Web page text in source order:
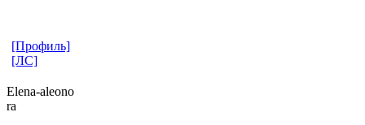
[Профиль]
[ЛС]
Elena-aleono
ra